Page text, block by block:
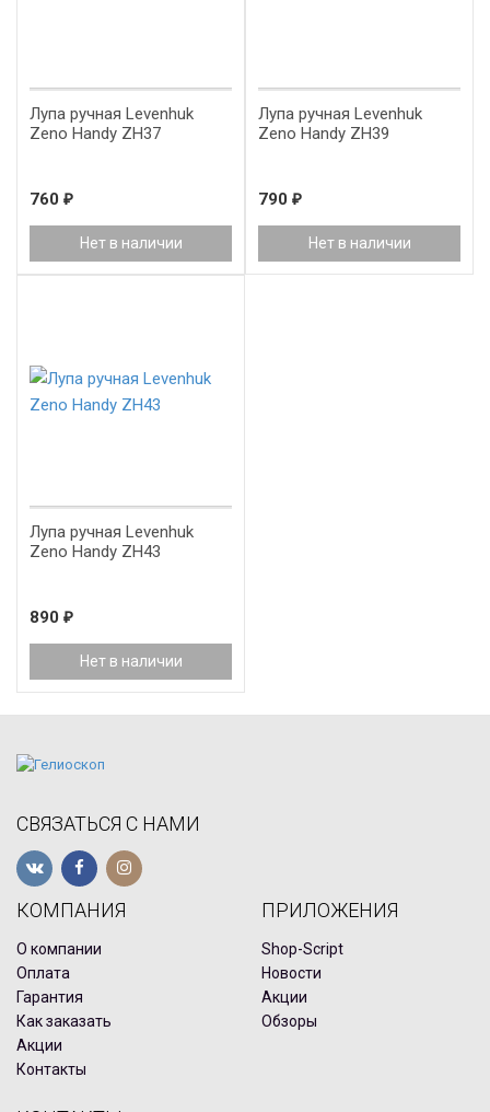
Лупа ручная Levenhuk
Zeno Handy ZH37
760 ₽
Нет в наличии
Лупа ручная Levenhuk
Zeno Handy ZH39
790 ₽
Нет в наличии
Лупа ручная Levenhuk
Zeno Handy ZH43
890 ₽
Нет в наличии
СВЯЗАТЬСЯ С НАМИ
КОМПАНИЯ
О компании
Оплата
Гарантия
Как заказать
Акции
Контакты
ПРИЛОЖЕНИЯ
Shop-Script
Новости
Акции
Обзоры